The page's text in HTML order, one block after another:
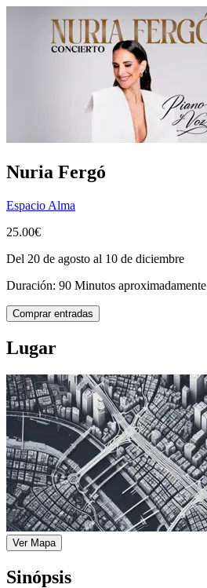
Nuria Fergó
Espacio Alma
25.00€
Del 20 de agosto al 10 de diciembre
Duración: 90 Minutos aproximadamente
Comprar entradas
Lugar
Ver Mapa
Sinópsis